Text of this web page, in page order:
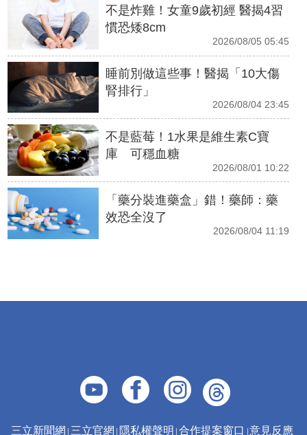
不是炸雞！女童9歲初經 醫揭4習
慣恐矮8cm
2026/08/05 05:45
睡前別做這些事！醫揭「10大傷
腎排行」
2026/08/04 23:45
不是藍莓！1水果是維生素C寶
庫 可穩血糖
2026/08/01 10:22
「藥分裝進藥盒」錯！藥師：藥
效恐全沒了
2026/08/04 11:19
三立新聞網 三立官網 隱私權聲明 合作提案窗口 意見反應